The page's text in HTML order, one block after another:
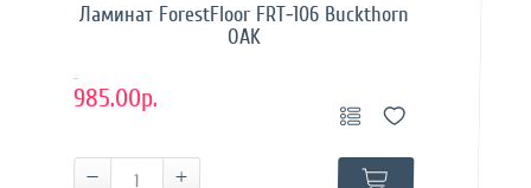
Ламинат ForestFloor FRT-106 Buckthorn
OAK
..
985.00р.